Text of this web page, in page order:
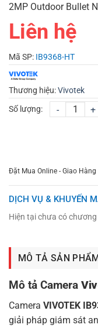
2MP Outdoor Bullet
Liên hệ
Mã SP: IB9368-HT
Thương hiệu:Vivotek
Số lượng:
- +
Đặt Mua Online - Giao
DỊCH VỤ & KHUYẾN
Hiện tại chưa có
MÔ TẢ SẢN
Mô tả Camera
Camera VIVOTEK
giải pháp giám sát